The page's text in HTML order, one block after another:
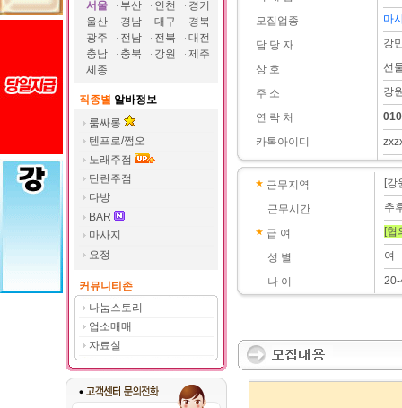
서울
부산 인천
경기
울산
경남 대구
경북
광주
전남 전북
대전
충남
충북 강원
제주
세종
직종별 알바정보
룸싸롱
텐프로/쩜오
노래주점
단란주점
다방
BAR
마사지
요정
커뮤니티존
나눔스토리
업소매매
자료실
모집업종
담 당 자
상 호
주 소
연 락 처
카톡아이디
마
강
선
강
근무지역
근무시간
급 여
성 별
나 이
[강
추
[협
여